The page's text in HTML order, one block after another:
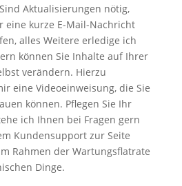
Aktualisierungen nötig,
eine kurze E-Mail-Nachricht
alles Weitere erledige ich
können Sie Inhalte auf Ihrer
verändern. Hierzu
eine Videoeinweisung, die Sie
können. Pflegen Sie Ihr
ich Ihnen bei Fragen gern
Kundensupport zur Seite
Rahmen der Wartungsflatrate
Dinge.